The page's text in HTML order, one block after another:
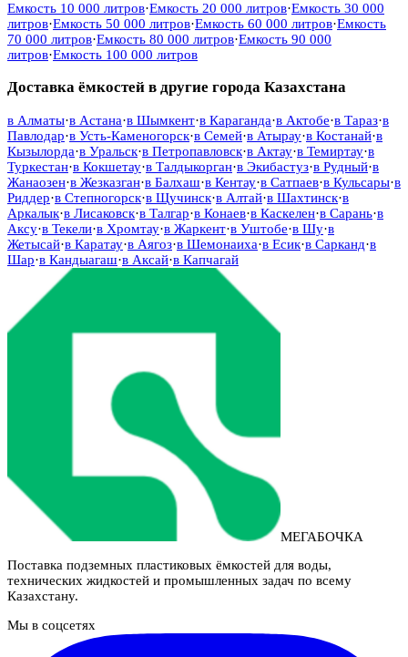
Емкость 10 000 литров·Емкость 20 000 литров·Емкость 30 000
литров·Емкость 50 000 литров·Емкость 60 000 литров·Емкость
70 000 литров·Емкость 80 000 литров·Емкость 90 000
литров·Емкость 100 000 литров
Доставка ёмкостей в другие города Казахстана
в Алматы·в Астана·в Шымкент·в Караганда·в Актобе·в Тараз·в
Павлодар·в Усть-Каменогорск·в Семей·в Атырау·в Костанай·в
Кызылорда·в Уральск·в Петропавловск·в Актау·в Темиртау·в
Туркестан·в Кокшетау·в Талдыкорган·в Экибастуз·в Рудный·в
Жанаозен·в Жезказган·в Балхаш·в Кентау·в Сатпаев·в Кульсары·в
Риддер·в Степногорск·в Щучинск·в Алтай·в Шахтинск·в
Аркалык·в Лисаковск·в Талгар·в Конаев·в Каскелен·в Сарань·в
Аксу·в Текели·в Хромтау·в Жаркент·в Уштобе·в Шу·в
Жетысай·в Каратау·в Аягоз·в Шемонаиха·в Есик·в Сарканд·в
Шар·в Кандыагаш·в Аксай·в Капчагай
МЕГАБОЧКА
Поставка подземных пластиковых ёмкостей для воды,
технических жидкостей и промышленных задач по всему
Казахстану.
Мы в соцсетях